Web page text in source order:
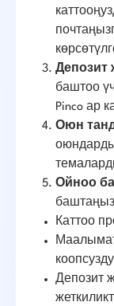
Депозит
баштоо
Pinco ар
Оюн
Ойноо
баштаңыз
Каттоо
Депозит